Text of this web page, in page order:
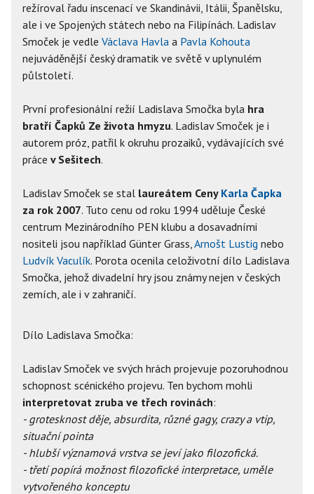
režíroval řadu inscenací ve Skandinávii, Itálii, Španělsku,
ale i ve Spojených státech nebo na Filipínách. Ladislav
Smoček je vedle Václava Havla a Pavla Kohouta
nejuváděnější český dramatik ve světě v uplynulém
půlstoletí.
První profesionální režií Ladislava Smočka byla hra
bratří Čapků Ze života hmyzu. Ladislav Smoček je i
autorem próz, patřil k okruhu prozaiků, vydávajících své
práce v Sešitech.
Ladislav Smoček se stal laureátem Ceny Karla Čapka
za rok 2007. Tuto cenu od roku 1994 uděluje České
centrum Mezinárodního PEN klubu a dosavadními
nositeli jsou například Günter Grass,Arnošt Lustig nebo
Ludvík Vaculík. Porota ocenila celoživotní dílo Ladislava
Smočka, jehož divadelní hry jsou známy nejen v českých
zemích, ale i v zahraničí.
Dílo Ladislava Smočka:
Ladislav Smoček ve svých hrách projevuje pozoruhodnou
schopnost scénického projevu. Ten bychom mohli
interpretovat zruba ve třech rovinách:
- grotesknost děje, absurdita, různé gagy, crazy a vtip,
situační pointa
- hlubší významová vrstva se jeví jako filozofická.
- třetí popírá možnost filozofické interpretace, uměle
vytvořeného konceptu